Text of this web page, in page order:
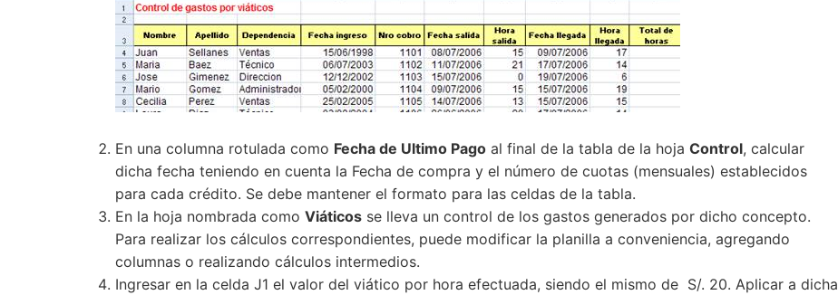
En una columna rotulada como Fecha de Ultimo Pago al final de la tabla de la hoja Control, calcular
dicha fecha teniendo en cuenta la Fecha de compra y el número de cuotas (mensuales) establecidos
para cada crédito. Se debe mantener el formato para las celdas de la tabla.
En la hoja nombrada como Viáticos se lleva un control de los gastos generados por dicho concepto.
Para realizar los cálculos correspondientes, puede modificar la planilla a conveniencia, agregando
columnas o realizando cálculos intermedios.
Ingresar en la celda J1 el valor del viático por hora efectuada, siendo el mismo de S/. 20. Aplicar a dicha